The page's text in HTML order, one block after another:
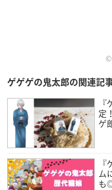
ゲゲゲの鬼太郎の関連記
定
ゲ
ム
も